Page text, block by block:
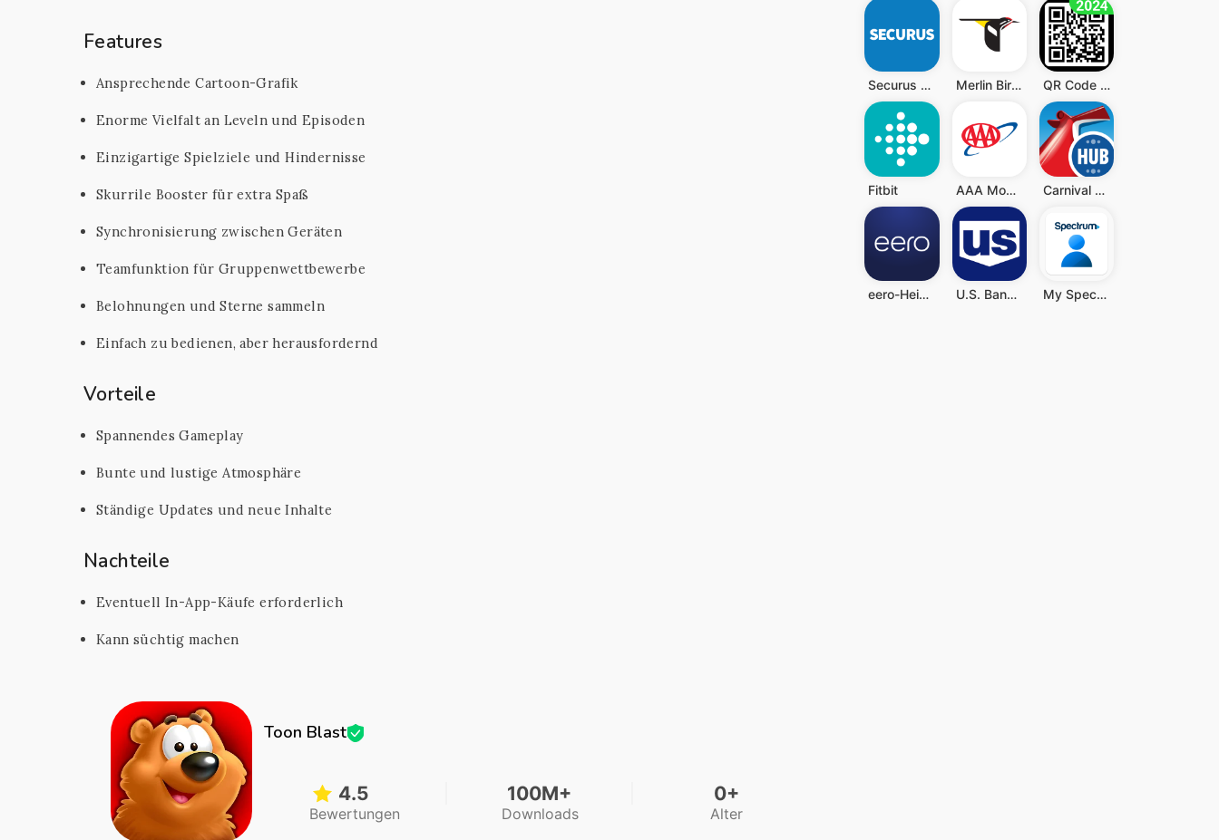
Features
Ansprechende Cartoon-Grafik
Enorme Vielfalt an Leveln und Episoden
Einzigartige Spielziele und Hindernisse
Skurrile Booster für extra Spaß
Synchronisierung zwischen Geräten
Teamfunktion für Gruppenwettbewerbe
Belohnungen und Sterne sammeln
Einfach zu bedienen, aber herausfordernd
Vorteile
Spannendes Gameplay
Bunte und lustige Atmosphäre
Ständige Updates und neue Inhalte
Nachteile
Eventuell In-App-Käufe erforderlich
Kann süchtig machen
Toon Blast
4.5
Bewertungen
100M+
Downloads
0+
Alter
Securus Mobile Merlin Bird ID von Cornell Lab QR Code Scanner (Deutsch)
Fitbit AAA Mobile Carnival HUB
eero-Heim-WLAN-System U.S. Bank Mobile Banking My Spectrum